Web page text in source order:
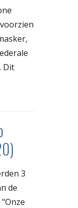
Dit
3
de